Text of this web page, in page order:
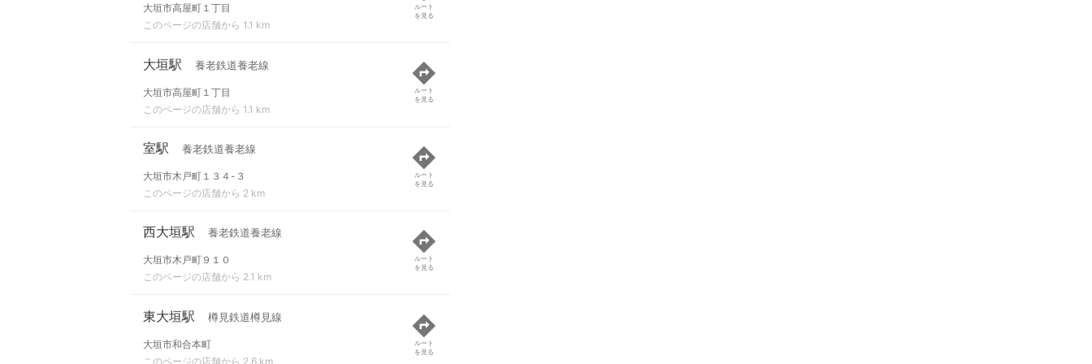
大垣市高屋町１丁目
このページの店舗から 1.1 km
ルート
を見る
大垣駅 養老鉄道養老線
大垣市高屋町１丁目
このページの店舗から 1.1 km
ルート
を見る
室駅 養老鉄道養老線
大垣市木戸町１３４-３
このページの店舗から 2 km
ルート
を見る
西大垣駅 養老鉄道養老線
大垣市木戸町９１０
このページの店舗から 2.1 km
ルート
を見る
東大垣駅 樽見鉄道樽見線
大垣市和合本町
このページの店舗から 2.6 km
ルート
を見る